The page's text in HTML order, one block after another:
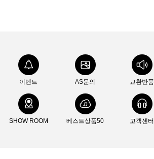
이벤트 AS문의 교환반품
SHOW ROOM 베스트상품50 고객센터